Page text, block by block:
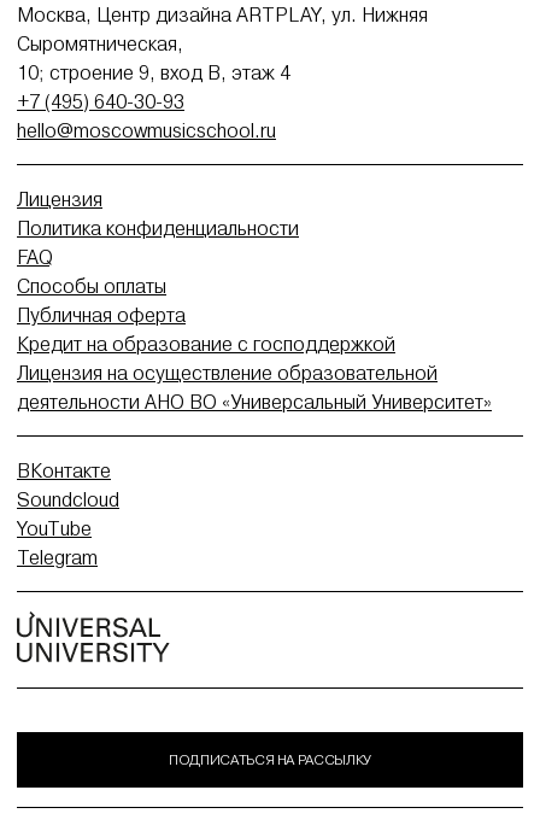
Москва, Центр дизайна ARTPLAY, ул. Нижняя
Сыромятническая,
10; строение 9, вход В, этаж 4
+7 (495) 640-30-93
hello@moscowmusicschool.ru
Лицензия
Политика конфиденциальности
FAQ
Способы оплаты
Публичная оферта
Кредит на образование с господдержкой
Лицензия на осуществление образовательной
деятельности АНО ВО «Универсальный Университет»
ВКонтакте
Soundcloud
YouTube
Telegram
ПОДПИСАТЬСЯ НА РАССЫЛКУ